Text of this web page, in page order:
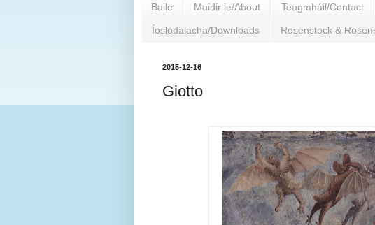
Baile Maidir le/About Teagmháil/Contact
Íoslódálacha/Downloads Rosenstock &
2015-12-16
Giotto